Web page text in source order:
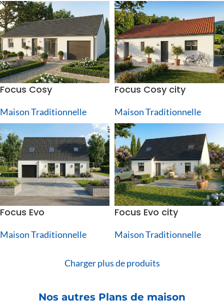
Focus Cosy
Maison Traditionnelle
Focus Cosy city
Maison Traditionnelle
Focus Evo
Maison Traditionnelle
Focus Evo city
Maison Traditionnelle
Charger plus de produits
Nos autres Plans de maison